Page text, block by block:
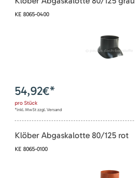
KE 8065-0400
54,92€*
pro Stück
*inkl. MwSt zzgl. Versand
Klöber Abgaskalotte 80/125 rot
KE 8065-0100